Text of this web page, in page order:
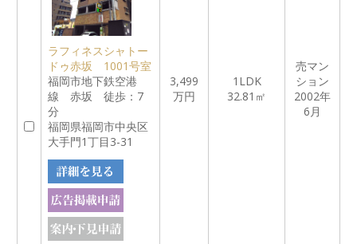
ラフィネスシャトー
ドゥ赤坂 1001号室
福岡市地下鉄空港
線 赤坂 徒歩：7
分
福岡県福岡市中央区
大手門1丁目3-31
3,499
万円
1LDK
32.81㎡
売マン
ション
2002年
6月